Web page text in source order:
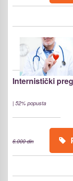
Internistički
| 52% popusta
6.000 din